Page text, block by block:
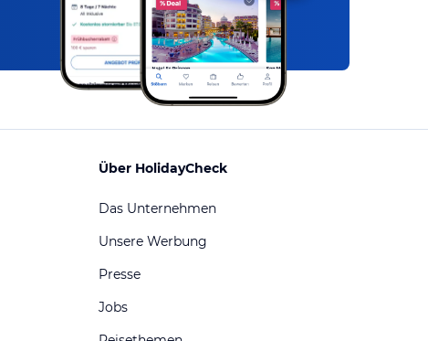
Über HolidayCheck
Das Unternehmen
Unsere Werbung
Presse
Jobs